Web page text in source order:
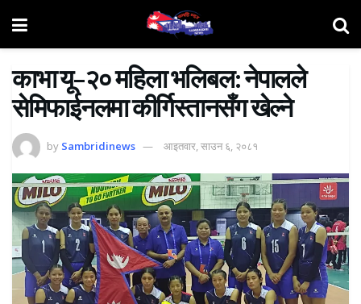
काभा यू–२० महिला भलिबल: नेपालले
सेमिफाईनलमा कीर्गिस्तानसँग खेल्ने
by Sambridinews आइतवार, साउन ६, २०८१